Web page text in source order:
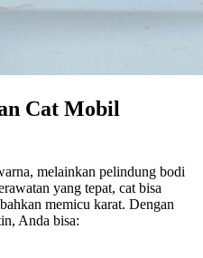
Cat Mobil
melainkan pelindung bodi
yang tepat, cat bisa
memicu karat. Dengan
Anda bisa: